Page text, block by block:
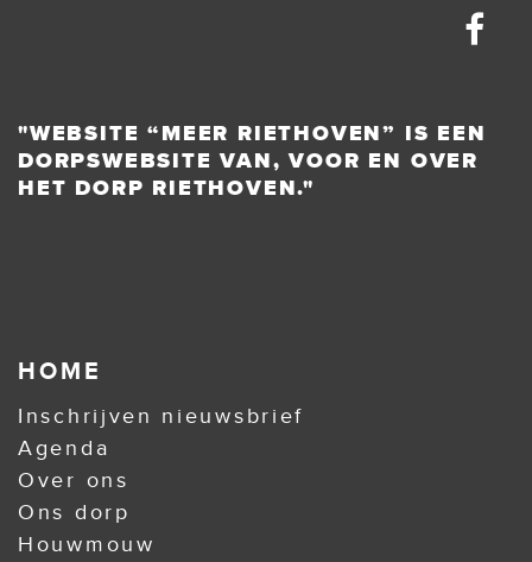
"WEBSITE “MEER RIETHOVEN” IS EEN
DORPSWEBSITE VAN, VOOR EN OVER
HET DORP RIETHOVEN."
HOME
Inschrijven nieuwsbrief
Agenda
Over ons
Ons dorp
Houwmouw